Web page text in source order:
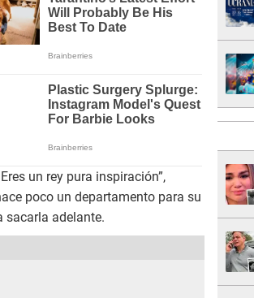
un rey pura inspiración”,
poco un departamento para su
sacarla adelante.